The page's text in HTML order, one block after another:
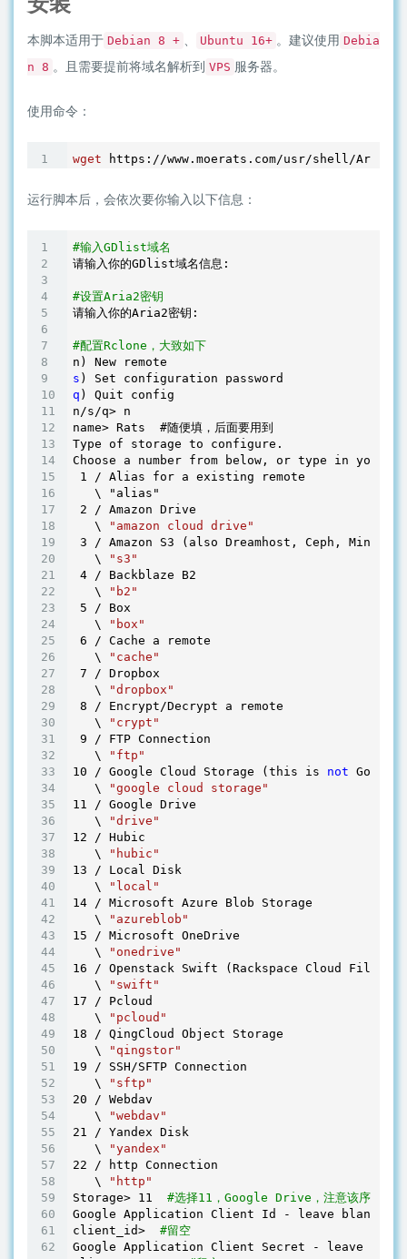
本脚本适用于 Debian 8 + 、 Ubuntu 16+ 。建议使用 Debia
n 8 。且需要提前将域名解析到 VPS 服务器。
使用命令：
wget
运行脚本后，会依次要你输入以下信息：
#输入GDlist域名
请输入你的GDlist域名信息:
#设置Aria2密钥
请输入你的Aria2密钥:
#配置Rclone，大致如下
s
q ) Quit config
n/s/q> n
name> Rats  #随便填，后面要用到
Type of storage to configure.
Choose a number from below, or type in your
1 / Alias for a existing remote
   \ "alias"
2 / Amazon Drive
   \
"amazon cloud drive"
3 / Amazon S3 (also Dreamhost, Ceph, Minio,
   \
"s3"
4 / Backblaze B2
   \
"b2"
5 / Box
   \
"box"
6 / Cache a remote
   \
"cache"
7 / Dropbox
   \
"dropbox"
8 / Encrypt/Decrypt a remote
   \
"crypt"
9 / FTP Connection
   \
"ftp"
10 / Google Cloud Storage (this is not
   \
"google cloud storage"
11
/ Google Drive
   \
"drive"
12 / Hubic
   \
"hubic"
13 / Local Disk
   \
"local"
14 / Microsoft Azure Blob Storage
   \
"azureblob"
15 / Microsoft OneDrive
   \
"onedrive"
16 / Openstack Swift (Rackspace Cloud Files,
   \
"swift"
17 / Pcloud
   \
"pcloud"
18 / QingCloud Object Storage
   \
"qingstor"
19 / SSH/SFTP Connection
   \
"sftp"
20 / Webdav
   \
"webdav"
21
/ Yandex Disk
   \
"yandex"
22 / http Connection
   \
"http"
Storage> 11
#选择11，Google Drive，注意该序列号会
Google Application Client Id - leave blank
client_id> #留空
Google Application Client Secret - leave